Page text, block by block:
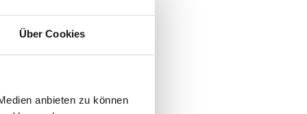
Über Cookies
anbieten zu können